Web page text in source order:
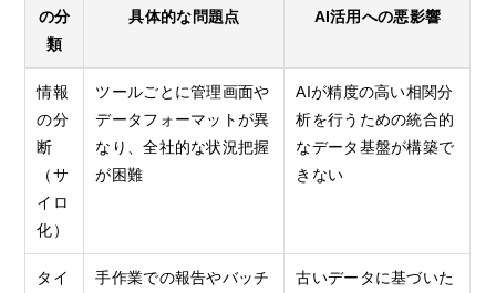
の分
類
具体的な問題点 AI活用への悪影響
情報
の分
断
（サ
イロ
化）
ツールごとに管理画面や
データフォーマットが異
なり、全社的な状況把握
が困難
AIが精度の高い相関分
析を行うための統合的
なデータ基盤が構築で
きない
タイ 手作業での報告やバッチ 古いデータに基づいた